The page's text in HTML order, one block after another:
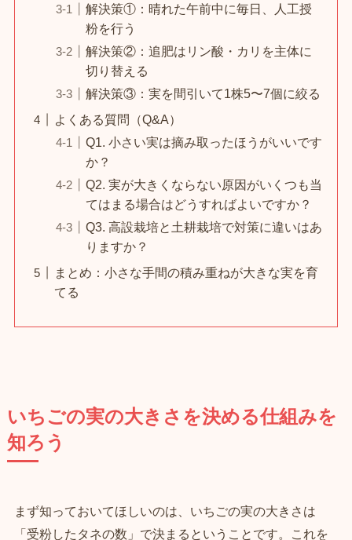
解決策①：晴れた午前中に毎日、人工授
粉を行う
解決策②：追肥はリン酸・カリを主体に
切り替える
解決策③：実を間引いて1株5〜7個に絞る
よくある質問（Q&A）
Q1. 小さい実は摘み取ったほうがいいです
か？
Q2. 実が大きくならない原因がいくつも当
てはまる場合はどうすればよいですか？
Q3. 高設栽培と土耕栽培で対策に違いはあ
りますか？
まとめ：小さな手間の積み重ねが大きな実を育
てる
いちごの実の大きさを決める仕組みを
知ろう
まず知っておいてほしいのは、いちごの実の大きさは
「受粉したタネの数」で決まるということです。これを